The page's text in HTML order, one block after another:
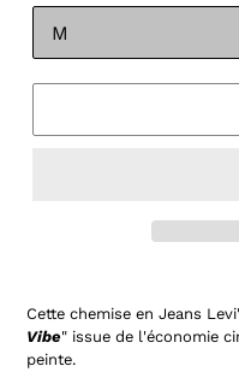
Cette chemise en Jeans
Vibe" issue de l'économie
peinte.